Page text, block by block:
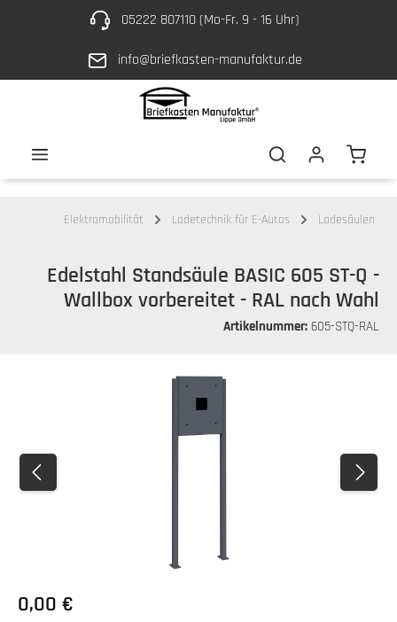
Zum Hauptinhalt springen05222 807110 (Mo-Fr. 9 - 16 Uhr)
info@briefkasten-manufaktur.de
Elektromobilität Ladetechnik für E-Autos Ladesäulen
Edelstahl Standsäule BASIC 605 ST-Q -
Wallbox vorbereitet - RAL nach Wahl
Artikelnummer: 605-STQ-RAL
0,00 €